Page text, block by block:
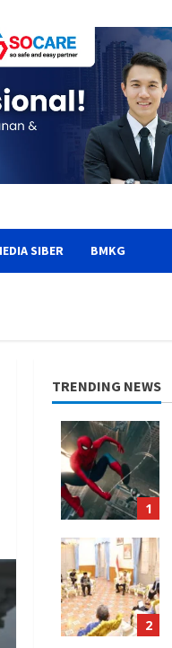
SIBER BMKG
TRENDING NEWS
1
2